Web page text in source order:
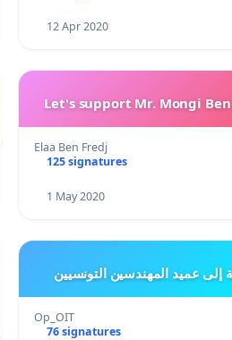
12 Apr 2020
Let's support Mr. Mongi
Elaa Ben Fredj
125 signatures
1 May 2020
إلى عميد المهندسين التونسيين
Op_OIT
76 signatures